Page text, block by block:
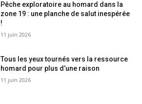
Pêche exploratoire au homard dans la
zone 19 : une planche de salut inespérée
!
11 juin 2026
Tous les yeux tournés vers la ressource
homard pour plus d’une raison
11 juin 2026